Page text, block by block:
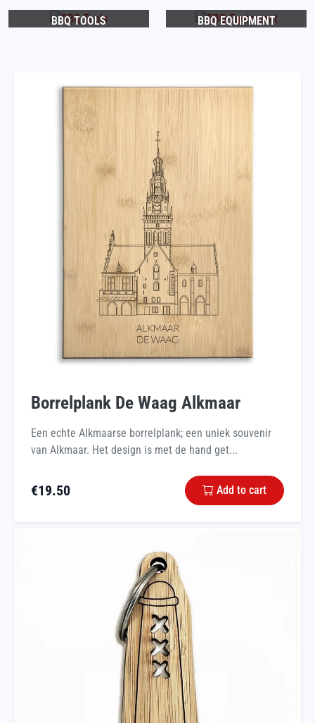
BBQ TOOLS BBQ EQUIPMENT
Borrelplank De Waag Alkmaar
Een echte Alkmaarse borrelplank; een uniek souvenir
van Alkmaar. Het design is met de hand get...
€19.50 Add to cart